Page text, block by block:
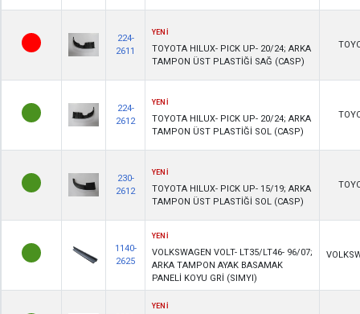
224-
2611
YENİ
TOYOTA HILUX- PICK UP- 20/24; ARKA
TAMPON ÜST PLASTİĞİ SAĞ (CASP)
224-
2612
YENİ
TOYOTA HILUX- PICK UP- 20/24; ARKA
TAMPON ÜST PLASTİĞİ SOL (CASP)
230-
2612
YENİ
TOYOTA HILUX- PICK UP- 15/19; ARKA
TAMPON ÜST PLASTİĞİ SOL (CASP)
1140-
2625
YENİ
VOLKSWAGEN VOLT- LT35/LT46- 96/07;
ARKA TAMPON AYAK BASAMAK
PANELİ KOYU GRİ (SIMYI)
YENİ